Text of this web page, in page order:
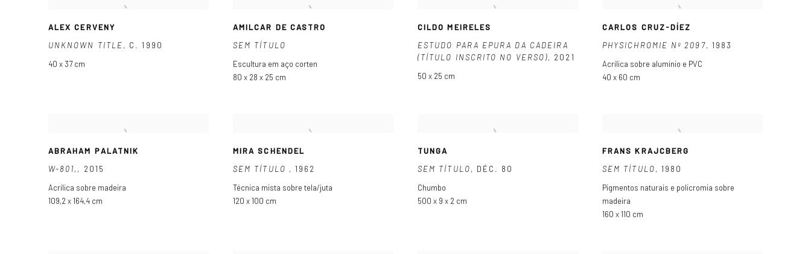
ALEX CERVENY
UNKNOWN TITLE, C. 1990
40 x 37 cm
AMILCAR DE CASTRO
SEM TÍTULO
Escultura em aço corten
80 x 28 x 25 cm
CILDO MEIRELES
ESTUDO PARA EPURA DA CADEIRA
(TÍTULO INSCRITO NO VERSO), 2021
50 x 25 cm
CARLOS CRUZ-DÍEZ
PHYSICHROMIE Nº 2097, 1983
Acrílica sobre alumínio e PVC
40 x 60 cm
ABRAHAM PALATNIK
W-801, , 2015
Acrílica sobre madeira
109,2 x 164,4 cm
MIRA SCHENDEL
SEM TÍTULO ,1962
Técnica mista sobre tela/juta
120 x 100 cm
TUNGA
SEM TÍTULO, DÉC. 80
Chumbo
500 x 9 x 2 cm
FRANS KRAJCBERG
SEM TÍTULO, 1980
Pigmentos naturais e policromia sobre
madeira
160 x 110 cm